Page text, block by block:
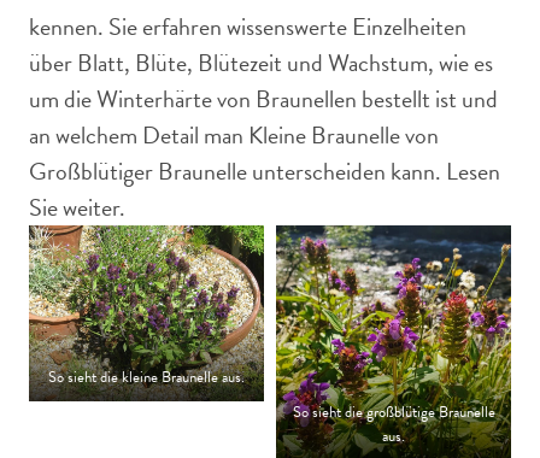
kennen. Sie erfahren wissenswerte Einzelheiten
über Blatt, Blüte, Blütezeit und Wachstum, wie es
um die Winterhärte von Braunellen bestellt ist und
an welchem Detail man Kleine Braunelle von
Großblütiger Braunelle unterscheiden kann. Lesen
Sie weiter.
So sieht die kleine Braunelle aus.
So sieht die großblütige Braunelle
aus.